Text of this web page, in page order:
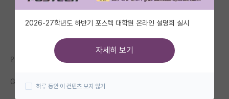
자유 게시판(아무개랩)
미국 유학 게시판
미국 대학원 합격 후기 게시판
대학원 합격 후기 게시판
안녕하세요 지방 거점 국립대 다니는 학생입니다.
GPA 4.1/4.5
2026-27학년도 하반기 포스텍 대학원 온라인 설명회 실시
자세히 보기
하루 동안 이 컨텐츠 보지 않기